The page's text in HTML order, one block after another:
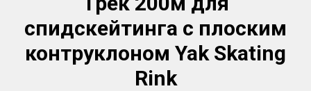
спидскейтинга с плоским
контруклоном Yak Skating
Rink